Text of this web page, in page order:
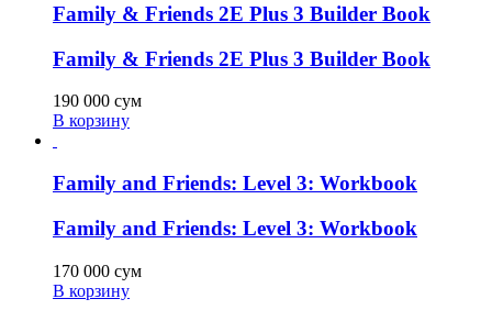
Family & Friends 2E Plus 3 Builder Book
Family & Friends 2E Plus 3 Builder Book
190 000 сум
В корзину
Family and Friends: Level 3: Workbook
Family and Friends: Level 3: Workbook
170 000 сум
В корзину